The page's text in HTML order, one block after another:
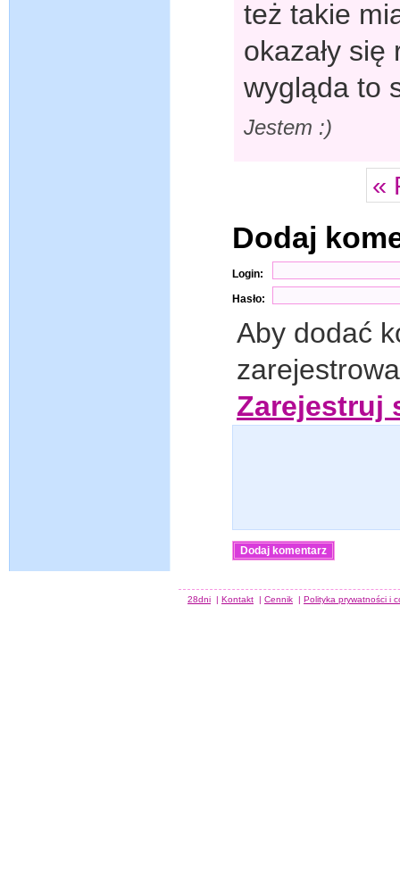
też takie
okazały
wygląda to
Jestem :)
«
Dodaj
Login:
Hasło:
Aby dodać
Zarejestruj
28dni Kontakt Cennik Polityka prywatności i